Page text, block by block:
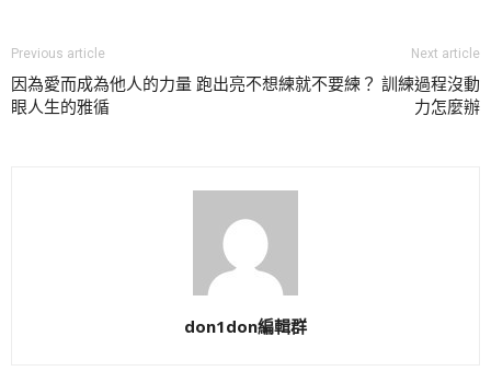
Previous article
因為愛而成為他人的力量 跑出亮
眼人生的雅循
Next article
不想練就不要練？ 訓練過程沒動
力怎麼辦
don1don編輯群